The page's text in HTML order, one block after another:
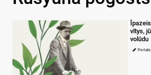
vītys,
volūdu
Portals